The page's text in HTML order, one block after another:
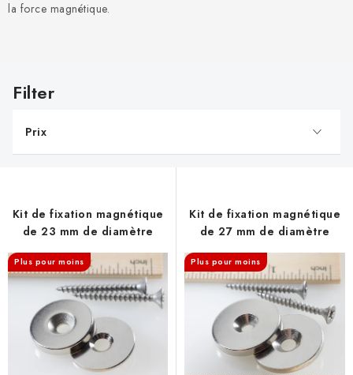
la force magnétique.
Prix
s
e
d
Kit de fixation magnétique
de 23 mm de diamètre
Plus pour moins
Kit de fixation magnétique
de 27 mm de diamètre
Plus pour moins